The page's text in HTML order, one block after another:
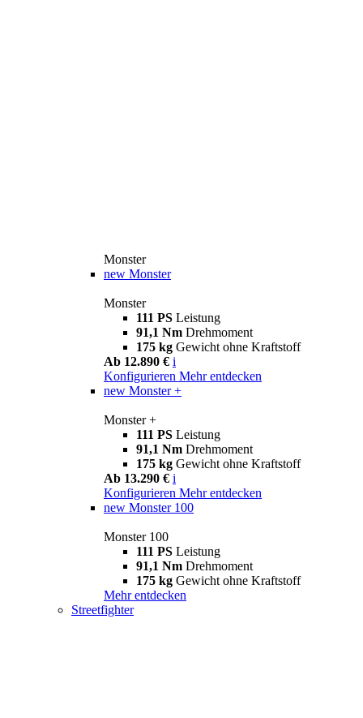
Monster
new Monster
Monster
111 PS Leistung
91,1 Nm Drehmoment
175 kg Gewicht ohne Kraftstoff
Ab 12.890 € i
Konfigurieren Mehr entdecken
new Monster +
Monster +
111 PS Leistung
91,1 Nm Drehmoment
175 kg Gewicht ohne Kraftstoff
Ab 13.290 € i
Konfigurieren Mehr entdecken
new Monster 100
Monster 100
111 PS Leistung
91,1 Nm Drehmoment
175 kg Gewicht ohne Kraftstoff
Mehr entdecken
Streetfighter